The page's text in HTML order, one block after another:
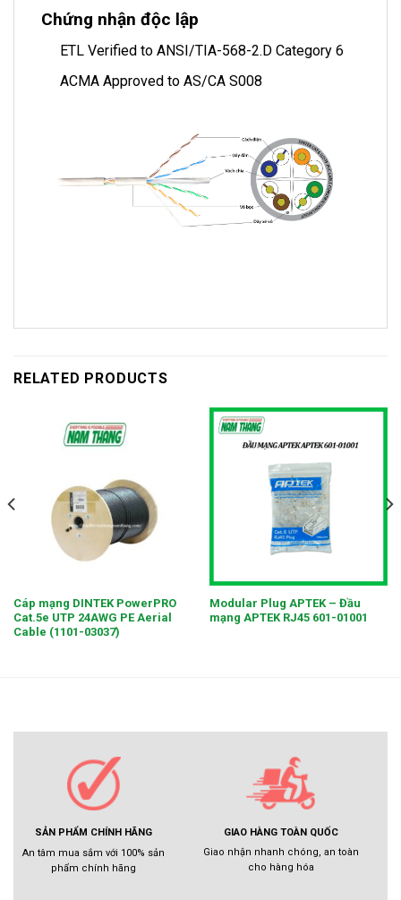
Chứng nhận độc lập
ETL Verified to ANSI/TIA-568-2.D Category 6
ACMA Approved to AS/CA S008
RELATED PRODUCTS
Cáp mạng DINTEK PowerPRO
Cat.5e UTP 24AWG PE Aerial
Cable (1101-03037)
Modular Plug APTEK – Đầu
mạng APTEK RJ45 601-01001
SẢN PHẨM CHÍNH HÃNG
An tâm mua sắm với 100% sản
phẩm chính hãng
GIAO HÀNG TOÀN QUỐC
Giao nhận nhanh chóng, an toàn
cho hàng hóa